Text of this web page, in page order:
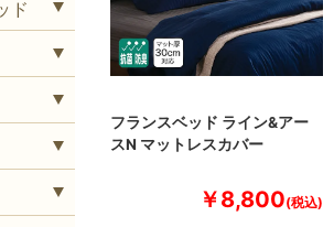
ド
フランスベッド ライン&アー
スN マットレスカバー
￥8,800